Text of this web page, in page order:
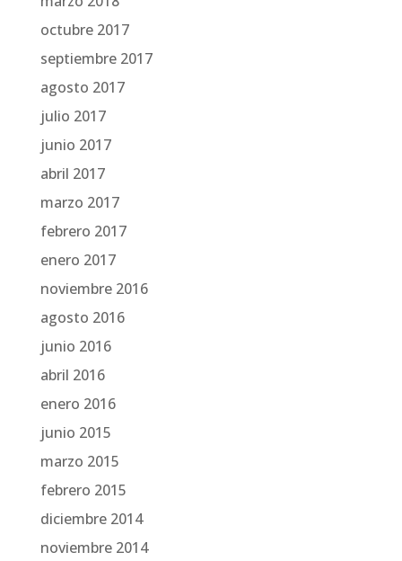
octubre 2017
septiembre 2017
agosto 2017
julio 2017
junio 2017
abril 2017
marzo 2017
febrero 2017
enero 2017
noviembre 2016
agosto 2016
junio 2016
abril 2016
enero 2016
junio 2015
marzo 2015
febrero 2015
diciembre 2014
noviembre 2014